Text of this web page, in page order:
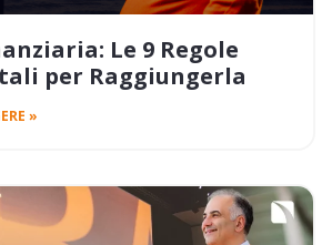
Le 9 Regole
per Raggiungerla
»